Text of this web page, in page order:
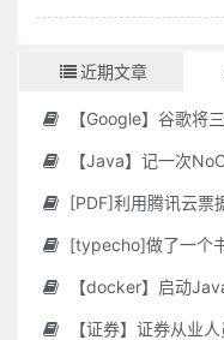
近期文章
【Google】谷歌将三星
【Java】记一次
[PDF]利用腾讯云票
[typecho]做了一个
【docker】启动
【证券】证券从业